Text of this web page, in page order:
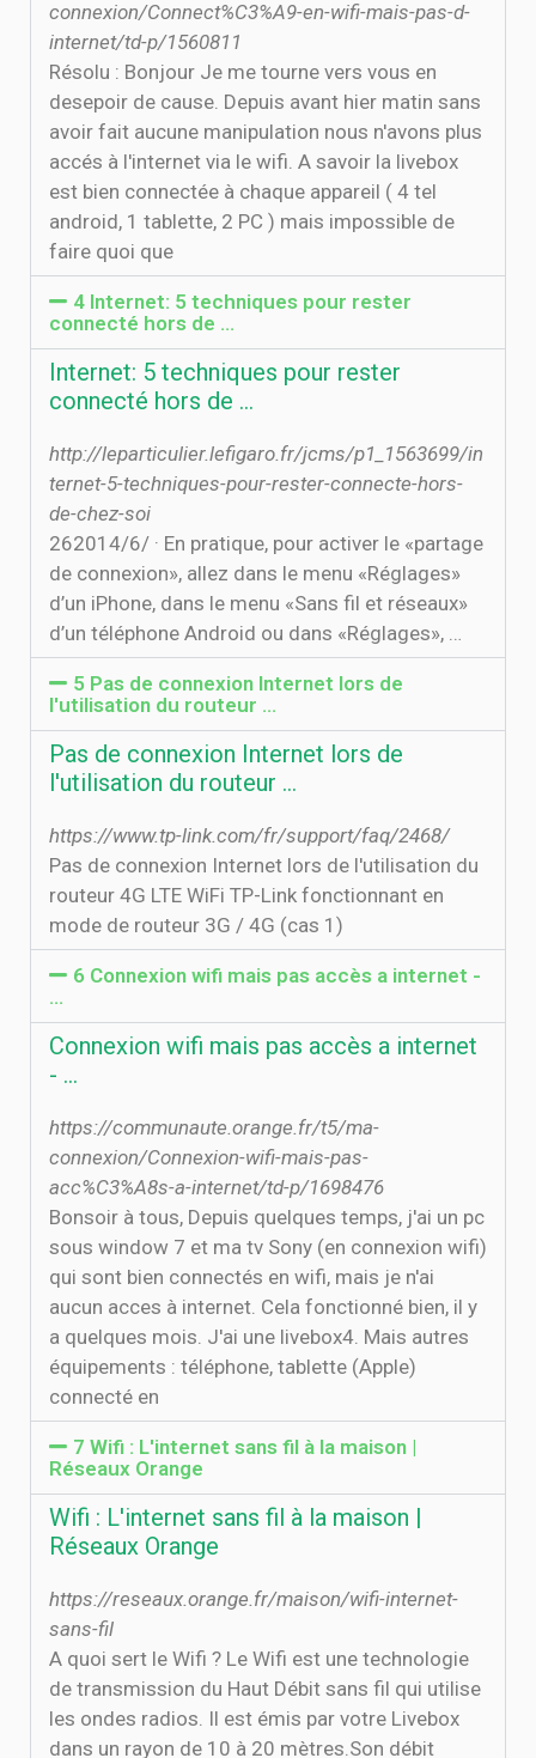
connexion/Connect%C3%A9-en-wifi-mais-pas-d-
internet/td-p/1560811
Résolu : Bonjour Je me tourne vers vous en
desepoir de cause. Depuis avant hier matin sans
avoir fait aucune manipulation nous n'avons plus
accés à l'internet via le wifi. A savoir la livebox
est bien connectée à chaque appareil ( 4 tel
android, 1 tablette, 2 PC ) mais impossible de
faire quoi que
4 Internet: 5 techniques pour rester
connecté hors de …
Internet: 5 techniques pour rester
connecté hors de …
http://leparticulier.lefigaro.fr/jcms/p1_1563699/in
ternet-5-techniques-pour-rester-connecte-hors-
de-chez-soi
26‏‏/6‏‏/2014 · En pratique, pour activer le «partage
de connexion», allez dans le menu «Réglages»
d’un iPhone, dans le menu «Sans fil et réseaux»
d’un téléphone Android ou dans «Réglages», …
5 Pas de connexion Internet lors de
l'utilisation du routeur ...
Pas de connexion Internet lors de
l'utilisation du routeur ...
https://www.tp-link.com/fr/support/faq/2468/
Pas de connexion Internet lors de l'utilisation du
routeur 4G LTE WiFi TP-Link fonctionnant en
mode de routeur 3G / 4G (cas 1)
6 Connexion wifi mais pas accès a internet -
…
Connexion wifi mais pas accès a internet
- …
https://communaute.orange.fr/t5/ma-
connexion/Connexion-wifi-mais-pas-
acc%C3%A8s-a-internet/td-p/1698476
Bonsoir à tous, Depuis quelques temps, j'ai un pc
sous window 7 et ma tv Sony (en connexion wifi)
qui sont bien connectés en wifi, mais je n'ai
aucun acces à internet. Cela fonctionné bien, il y
a quelques mois. J'ai une livebox4. Mais autres
équipements : téléphone, tablette (Apple)
connecté en
7 Wifi : L'internet sans fil à la maison |
Réseaux Orange
Wifi : L'internet sans fil à la maison |
Réseaux Orange
https://reseaux.orange.fr/maison/wifi-internet-
sans-fil
A quoi sert le Wifi ? Le Wifi est une technologie
de transmission du Haut Débit sans fil qui utilise
les ondes radios. Il est émis par votre Livebox
dans un rayon de 10 à 20 mètres.Son débit